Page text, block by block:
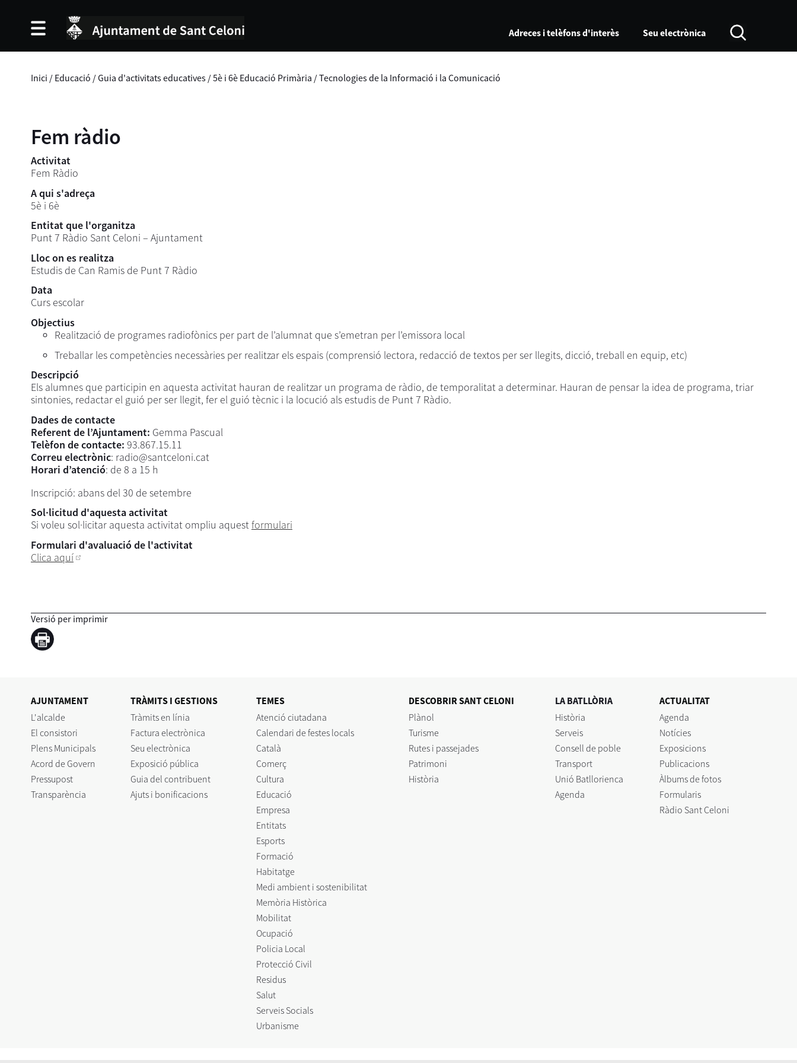
Adreces i telèfons d'interès Seu electrònica
Inici / Educació /Guia d'activitats educatives /5è i 6è Educació Primària /Tecnologies de la Informació i la Comunicació
Fem ràdio
Activitat
Fem Ràdio
A qui s'adreça
5è i 6è
Entitat que l'organitza
Punt 7 Ràdio Sant Celoni – Ajuntament
Lloc on es realitza
Estudis de Can Ramis de Punt 7 Ràdio
Data
Curs escolar
Objectius
Realització de programes radiofònics per part de l’alumnat que s’emetran per l’emissora local
Treballar les competències necessàries per realitzar els espais (comprensió lectora, redacció de textos per ser llegits, dicció, treball en equip, etc)
Descripció
Els alumnes que participin en aquesta activitat hauran de realitzar un programa de ràdio, de temporalitat a determinar. Hauran de pensar la idea de programa, triar
sintonies, redactar el guió per ser llegit, fer el guió tècnic i la locució als estudis de Punt 7 Ràdio.
Dades de contacte
Referent de l’Ajuntament: Gemma Pascual
Telèfon de contacte: 93.867.15.11
Correu electrònic: radio@santceloni.cat
Horari d’atenció: de 8 a 15 h
Inscripció: abans del 30 de setembre
Sol·licitud d'aquesta activitat
Si voleu sol·licitar aquesta activitat ompliu aquestformulari
Formulari d'avaluació de l'activitat
Clica aquí
Versió per imprimir
AJUNTAMENT
L'alcalde
El consistori
Plens Municipals
Acord de Govern
Pressupost
Transparència
TRÀMITS I GESTIONS
Tràmits en línia
Factura electrònica
Seu electrònica
Exposició pública
Guia del contribuent
Ajuts i bonificacions
TEMES
Atenció ciutadana
Calendari de festes locals
Català
Comerç
Cultura
Educació
Empresa
Entitats
Esports
Formació
Habitatge
Medi ambient i sostenibilitat
Memòria Històrica
Mobilitat
Ocupació
Policia Local
Protecció Civil
Residus
Salut
Serveis Socials
Urbanisme
DESCOBRIR SANT CELONI
Plànol
Turisme
Rutes i passejades
Patrimoni
Història
LA BATLLÒRIA
Història
Serveis
Consell de poble
Transport
Unió Batllorienca
Agenda
ACTUALITAT
Agenda
Notícies
Exposicions
Publicacions
Àlbums de fotos
Formularis
Ràdio Sant Celoni